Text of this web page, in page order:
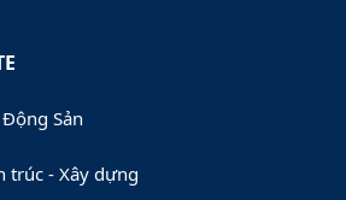
Sản
trúc - Xây dựng